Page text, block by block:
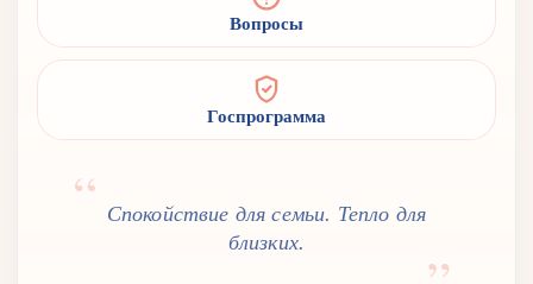
Вопросы
Госпрограмма
Спокойствие для семьи. Тепло для
близких.